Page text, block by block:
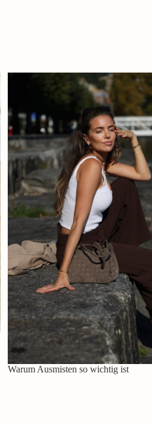
Warum Ausmisten so wichtig ist